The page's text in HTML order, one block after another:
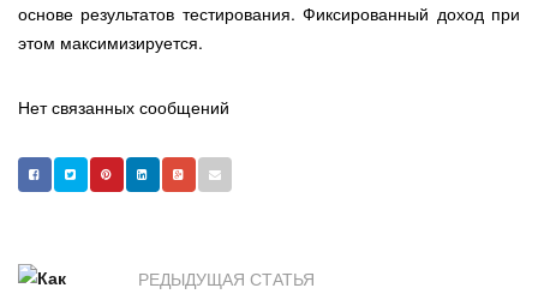
основе результатов тестирования. Фиксированный доход при
этом максимизируется.
Нет связанных сообщений
РЕДЫДУЩАЯ СТАТЬЯ